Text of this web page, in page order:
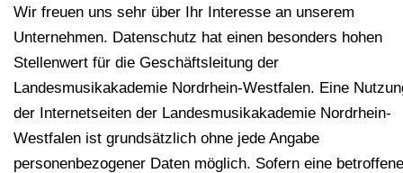
Wir freuen uns sehr über Ihr Interesse an unserem
Unternehmen. Datenschutz hat einen besonders hohen
Stellenwert für die Geschäftsleitung der
Landesmusikakademie Nordrhein-Westfalen. Eine
der Internetseiten der Landesmusikakademie Nordrhein-
Westfalen ist grundsätzlich ohne jede Angabe
personenbezogener Daten möglich. Sofern eine betroffene